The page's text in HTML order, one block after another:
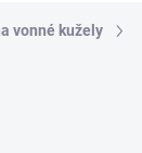
vonné kužely